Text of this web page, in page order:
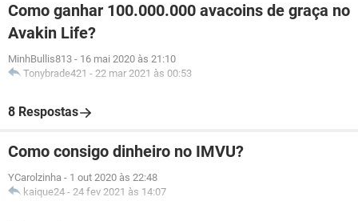
Como ganhar 100.000.000 avacoins de graça no
Avakin Life?
MinhBullis813 - 16 mai 2020 às 21:10
Tonybrade421 - 22 mar 2021 às 00:53
8 Respostas
Como consigo dinheiro no IMVU?
YCarolzinha - 1 out 2020 às 22:48
kaique24 - 24 fev 2021 às 14:07